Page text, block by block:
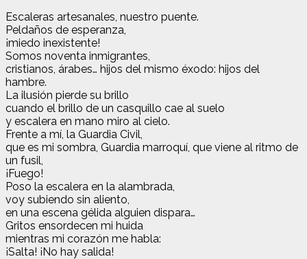
Escaleras artesanales, nuestro puente.
Peldaños de esperanza,
¡miedo inexistente!
Somos noventa inmigrantes,
cristianos, árabes… hijos del mismo éxodo: hijos del
hambre.
La ilusión pierde su brillo
cuando el brillo de un casquillo cae al suelo
y escalera en mano miro al cielo.
Frente a mí, la Guardia Civil,
que es mi sombra, Guardia marroquí, que viene al ritmo de
un fusil,
¡Fuego!
Poso la escalera en la alambrada,
voy subiendo sin aliento,
en una escena gélida alguien dispara…
Gritos ensordecen mi huida
mientras mi corazón me habla:
¡Salta! ¡No hay salida!